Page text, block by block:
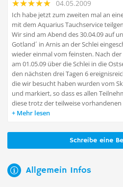
04.05.2009
Ich habe jetzt zum zweiten mal an
mit dem Aquarius Tauchservice
Wir sind am Abend des 30.04.09 auf
Gotland´ in Arnis an der Schlei
wieder einmal vom feinsten. Nach
am 01.05.09 über die Schlei in die
den nächsten drei Tagen 6
die wir besucht haben wurden vom
und markiert, so dass es allen
diese trotz der teilweise vorhandenen
Mehr lesen
Schreibe eine
Allgemein Infos